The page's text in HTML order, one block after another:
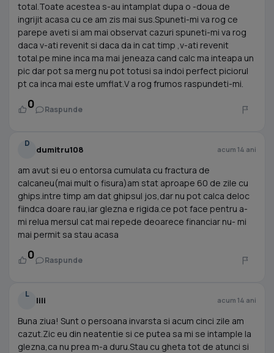
total.Toate acestea s-au intamplat dupa o -doua de
ingrijit acasa cu ce am zis mai sus.Spuneti-mi va rog ce
parepe aveti si am mai observat cazuri spuneti-mi va rog
daca v-ati revenit si daca da in cat timp ,v-ati revenit
total.pe mine inca ma mai jeneaza cand calc ma inteapa un
pic dar pot sa merg nu pot totusi sa indoi perfect piciorul
pt ca inca mai este umflat.V a rog frumos raspundeti-mi.
0 Raspunde
D
dumitru108 acum 14 ani
am avut si eu o entorsa cumulata cu fractura de
calcaneu(mai mult o fisura)am stat aproape 60 de zile cu
ghips.intre timp am dat ghipsul jos,dar nu pot calca deloc
fiindca doare rau,iar glezna e rigida.ce pot face pentru a-
mi relua mersul cat mai repede deoarece financiar nu- mi
mai permit sa stau acasa
0 Raspunde
L
lili acum 14 ani
Buna ziua! Sunt o persoana invarsta si acum cinci zile am
cazut.Zic eu din neatentie si ce putea sa mi se intample la
glezna,ca nu prea m-a duru.Stau cu gheta tot de atunci si